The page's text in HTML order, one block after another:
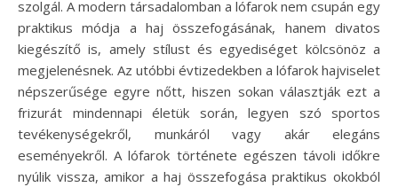
szolgál. A modern társadalomban a lófarok nem csupán egy
praktikus módja a haj összefogásának, hanem divatos
kiegészítő is, amely stílust és egyediséget kölcsönöz a
megjelenésnek. Az utóbbi évtizedekben a lófarok hajviselet
népszerűsége egyre nőtt, hiszen sokan választják ezt a
frizurát mindennapi életük során, legyen szó sportos
tevékenységekről, munkáról vagy akár elegáns
eseményekről. A lófarok története egészen távoli időkre
nyúlik vissza, amikor a haj összefogása praktikus okokból